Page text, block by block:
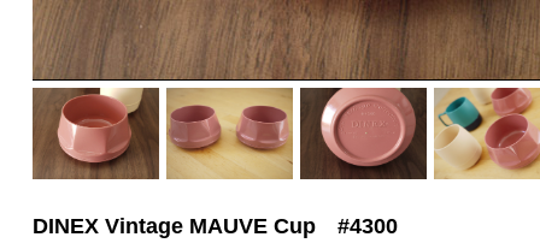
DINEX Vintage MAUVE Cup #4300